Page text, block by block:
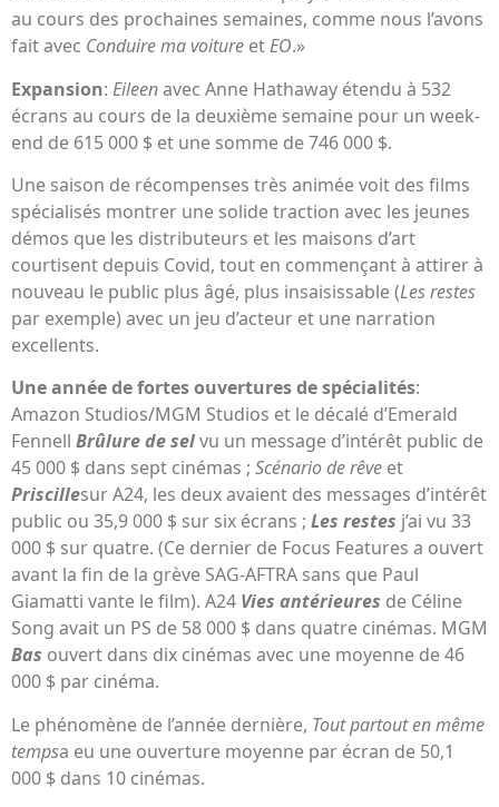
au cours des prochaines semaines, comme nous l’avons
fait avec Conduire ma voiture etEO.»
Expansion: Eileenavec Anne Hathaway étendu à 532
écrans au cours de la deuxième semaine pour un week-
end de 615 000 $ et une somme de 746 000 $.
Une saison de récompenses très animée voit des films
spécialisés montrer une solide traction avec les jeunes
démos que les distributeurs et les maisons d’art
courtisent depuis Covid, tout en commençant à attirer à
nouveau le public plus âgé, plus insaisissable (Les restes
par exemple) avec un jeu d’acteur et une narration
excellents.
Une année de fortes ouvertures de spécialités:
Amazon Studios/MGM Studios et le décalé d’Emerald
Fennell Brûlure de selvu un message d’intérêt public de
45 000 $ dans sept cinémas ; Scénario de rêve et
Priscillesur A24, les deux avaient des messages d’intérêt
public ou 35,9 000 $ sur six écrans ; Les restes j’ai vu 33
000 $ sur quatre. (Ce dernier de Focus Features a ouvert
avant la fin de la grève SAG-AFTRA sans que Paul
Giamatti vante le film). A24 Vies antérieures de Céline
Song avait un PS de 58 000 $ dans quatre cinémas. MGM
Bas ouvert dans dix cinémas avec une moyenne de 46
000 $ par cinéma.
Le phénomène de l’année dernière, Tout partout en même
tempsa eu une ouverture moyenne par écran de 50,1
000 $ dans 10 cinémas.